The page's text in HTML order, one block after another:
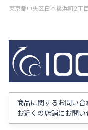
東京都中央区日本橋浜町2丁
商品に関するお問い合
お近くの店舗にお問い